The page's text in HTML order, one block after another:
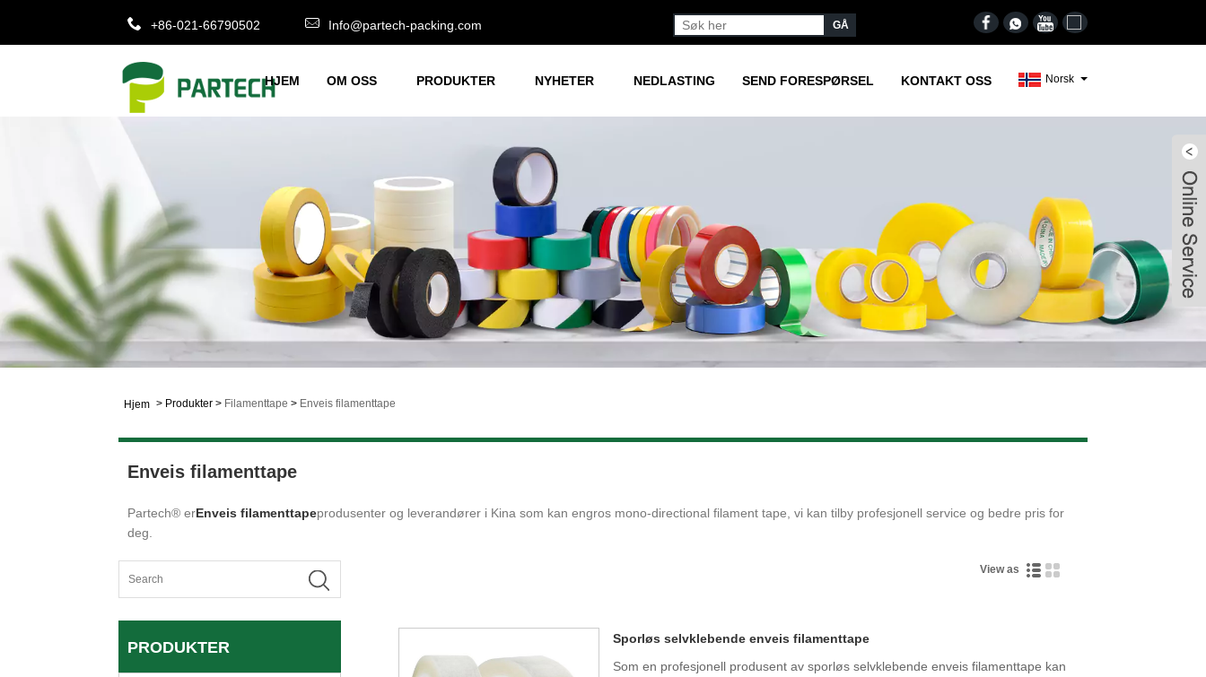
+86-021-66790502 Info@partech-packing.com
Norsk‎
HJEM OM OSS PRODUKTER NYHETER NEDLASTING SEND FORESPØRSEL KONTAKT OSS
Hjem > Produkter > Filamenttape > Enveis filamenttape
Enveis filamenttape
Partech® erEnveis filamenttapeprodusenter og leverandører i Kina som kan engros mono-directional filament tape, vi kan tilby profesjonell service og bedre pris for
deg.
PRODUKTER
View as
Sporløs selvklebende enveis filamenttape
Som en profesjonell produsent av sporløs selvklebende enveis filamenttape kan